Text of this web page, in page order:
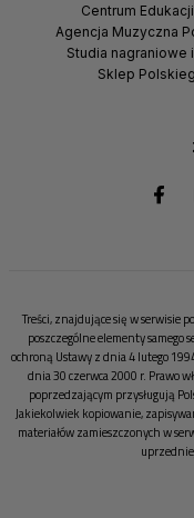
Centrum
Agencja Muzyczna
Studia nagraniowe
Sklep
Treści, znajdujące się w serwisie
poszczególne elementy
ochroną Ustawy z dnia 4 lutego
dnia 30 czerwca 2000 r. Prawo
poprzedzającym przysługują
Jakiekolwiek kopiowanie,
materiałów zamieszczonych w